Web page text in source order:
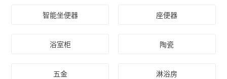
智能坐便器 座便器
浴室柜 陶瓷
五金 淋浴房